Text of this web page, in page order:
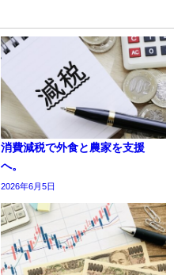
消費減税で外食と農家を支援
へ。
2026年6月5日